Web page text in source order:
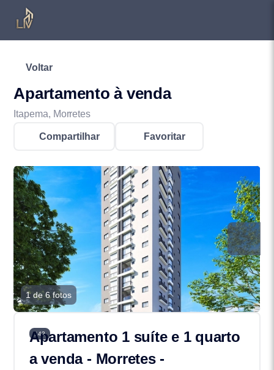
Voltar
Apartamento à venda
Itapema, Morretes
Compartilhar Favoritar
1 de 6 fotos
142
Apartamento 1 suíte e 1 quarto
a venda - Morretes -